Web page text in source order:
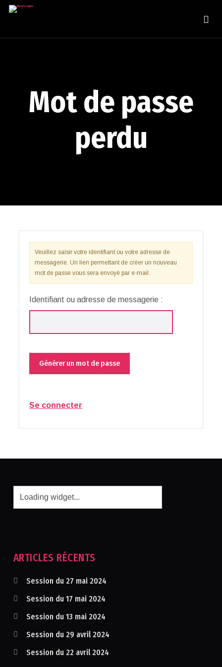
Mot de passe
perdu
Veuillez saisir votre identifiant ou votre adresse de
messagerie. Un lien permettant de créer un nouveau
mot de passe vous sera envoyé par e-mail.
Identifiant ou adresse de messagerie :
Se connecter
ARTICLES RÉCENTS
Session du 27 mai 2024
Session du 17 mai 2024
Session du 13 mai 2024
Session du 29 avril 2024
Session du 22 avril 2024